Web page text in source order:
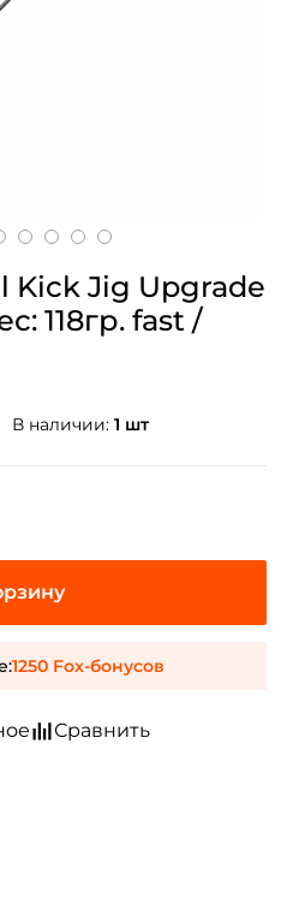
Kick Jig Upgrade
118гр. fast /
В наличии: 1 шт
1250 Fox-бонусов